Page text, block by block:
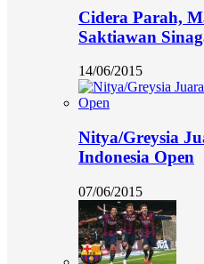
Cidera Parah,
Saktiawan
14/06/2015
Nitya/Greysia
Indonesia Open
07/06/2015